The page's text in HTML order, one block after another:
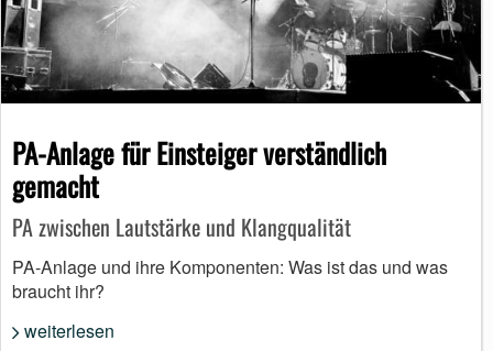
PA-Anlage für Einsteiger verständlich
gemacht
PA zwischen Lautstärke und Klangqualität
PA-Anlage und ihre Komponenten: Was ist das und was
braucht ihr?
weiterlesen